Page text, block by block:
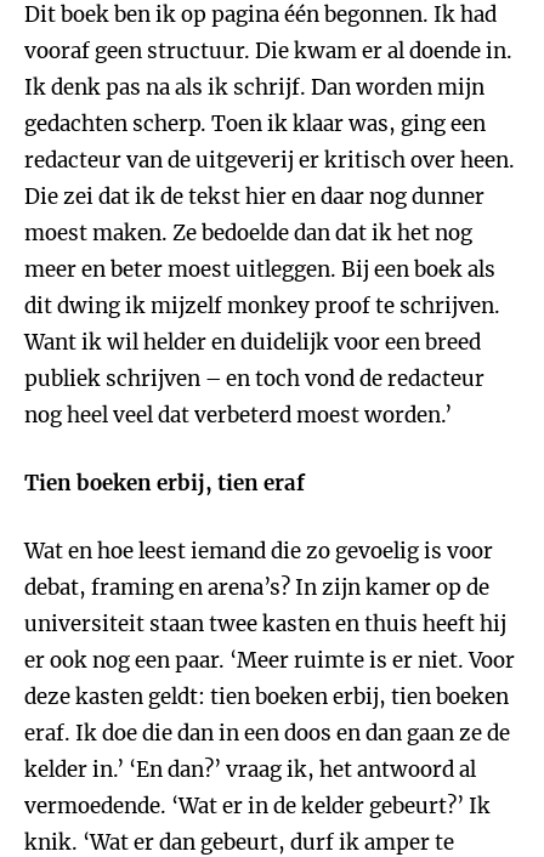
Dit boek ben ik op pagina één begonnen. Ik had
vooraf geen structuur. Die kwam er al doende in.
Ik denk pas na als ik schrijf. Dan worden mijn
gedachten scherp. Toen ik klaar was, ging een
redacteur van de uitgeverij er kritisch over heen.
Die zei dat ik de tekst hier en daar nog dunner
moest maken. Ze bedoelde dan dat ik het nog
meer en beter moest uitleggen. Bij een boek als
dit dwing ik mijzelf monkey proof te schrijven.
Want ik wil helder en duidelijk voor een breed
publiek schrijven – en toch vond de redacteur
nog heel veel dat verbeterd moest worden.’
Tien boeken erbij, tien eraf
Wat en hoe leest iemand die zo gevoelig is voor
debat, framing en arena’s? In zijn kamer op de
universiteit staan twee kasten en thuis heeft hij
er ook nog een paar. ‘Meer ruimte is er niet. Voor
deze kasten geldt: tien boeken erbij, tien boeken
eraf. Ik doe die dan in een doos en dan gaan ze de
kelder in.’ ‘En dan?’ vraag ik, het antwoord al
vermoedende. ‘Wat er in de kelder gebeurt?’ Ik
knik. ‘Wat er dan gebeurt, durf ik amper te